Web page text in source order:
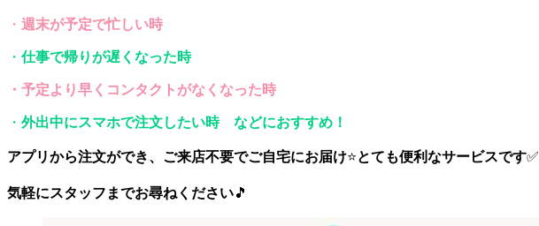
・ 週末が予定で忙しい時
・ 仕事で帰りが遅くなった時
・予定より早くコンタクトがなくなった時
・ 外出中にスマホで注文したい時などにおすすめ！
アプリから注文ができ、ご来店不要でご自宅にお届け⭐とても便利なサービスです✅
気軽にスタッフまでお尋ねください🎵